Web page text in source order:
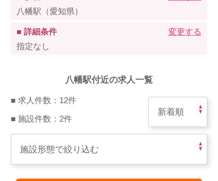
派遣で働く
その他のお問い合わせ
紹介会社を使うメリットについて
八幡駅（愛知県）
■ 詳細条件
指定なし
変更する
八幡駅付近の求人一覧
■ 求人件数：12件
■ 施設件数：2件